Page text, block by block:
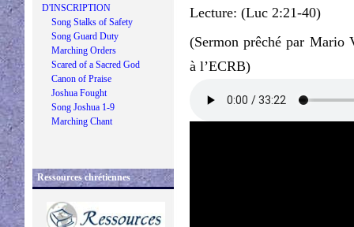
D'INSCRIPTION
Song Stalks of Safety
Song Guard Duty
Marching Orders
Scared of a Sacred God
Canon of Praise
Joshua Fought
Song Joshua 1-9
Marching Chant
Ressources chrétiennes
Lecture: (Luc 2:21-40)
(Sermon prêché par Mario
à l’ECRB)